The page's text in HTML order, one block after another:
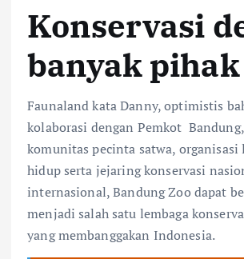
Konservasi
banyak pihak
Faunaland kata Danny, optimistis
kolaborasi dengan Pemkot
komunitas pecinta satwa, organisasi
hidup serta jejaring konservasi
internasional, Bandung Zoo dapat
menjadi salah satu lembaga
yang membanggakan Indonesia.